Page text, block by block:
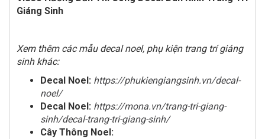
Giáng Sinh
Xem thêm các mẫu decal noel, phụ kiện trang trí giáng
sinh khác:
Decal Noel: https://phukiengiangsinh.vn/decal-
noel/
Decal Noel: https://mona.vn/trang-tri-giang-
sinh/decal-trang-tri-giang-sinh/
Cây Thông Noel: